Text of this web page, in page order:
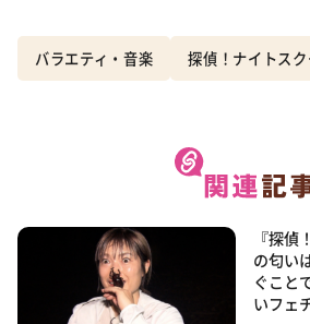
バラエティ・音楽 探偵！ナイトスク
『探偵
の匂い
ぐこと
いフェ